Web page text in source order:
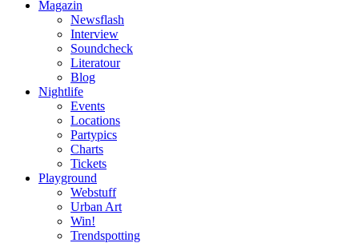
Magazin
Newsflash
Interview
Soundcheck
Literatour
Blog
Nightlife
Events
Locations
Partypics
Charts
Tickets
Playground
Webstuff
Urban Art
Win!
Trendspotting